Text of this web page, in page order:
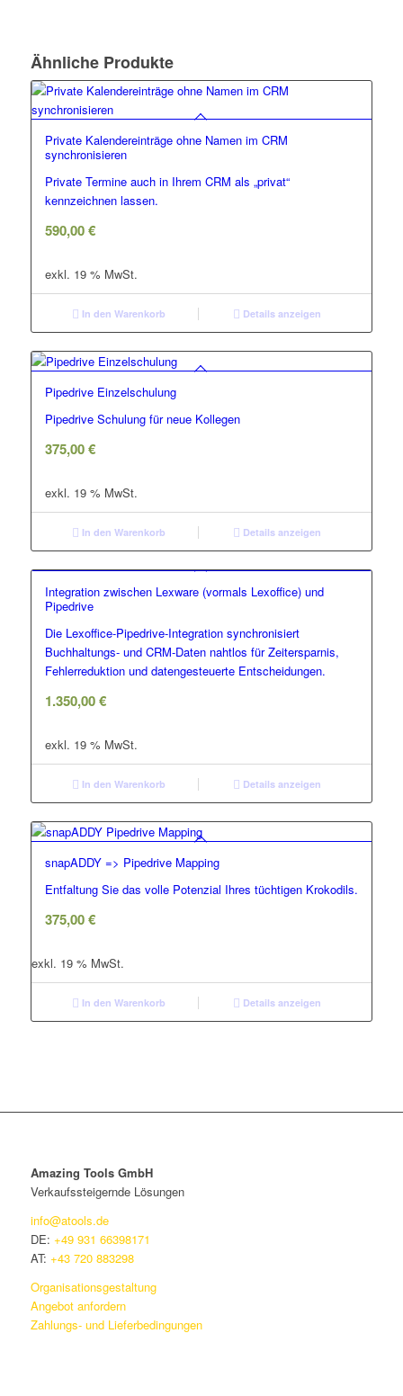
Ähnliche Produkte
Private Kalendereinträge ohne Namen im CRM
synchronisieren
Private Termine auch in Ihrem CRM als „privat“
kennzeichnen lassen.
590,00€
exkl. 19 % MwSt.
In den Warenkorb Details anzeigen
Pipedrive Einzelschulung
Pipedrive Schulung für neue Kollegen
375,00€
exkl. 19 % MwSt.
In den Warenkorb Details anzeigen
Integration zwischen Lexware (vormals Lexoffice) und
Pipedrive
Die Lexoffice-Pipedrive-Integration synchronisiert
Buchhaltungs- und CRM-Daten nahtlos für Zeitersparnis,
Fehlerreduktion und datengesteuerte Entscheidungen.
1.350,00€
exkl. 19 % MwSt.
In den Warenkorb Details anzeigen
snapADDY => Pipedrive Mapping
Entfaltung Sie das volle Potenzial Ihres tüchtigen Krokodils.
375,00€
exkl. 19 % MwSt.
In den Warenkorb Details anzeigen
Amazing Tools GmbH
Verkaufssteigernde Lösungen
info@atools.de
DE: +49 931 66398171
AT: +43 720 883298
Organisationsgestaltung
Angebot anfordern
Zahlungs- und Lieferbedingungen